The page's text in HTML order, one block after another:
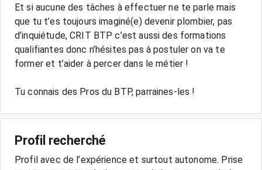
Et si aucune des tâches à effectuer ne te parle mais
que tu t’es toujours imaginé(e) devenir plombier, pas
d’inquiétude, CRIT BTP c’est aussi des formations
qualifiantes donc n’hésites pas à postuler on va te
former et t’aider à percer dans le métier !
Tu connais des Pros du BTP, parraines-les !
Profil recherché
Profil avec de l’expérience et surtout autonome. Prise